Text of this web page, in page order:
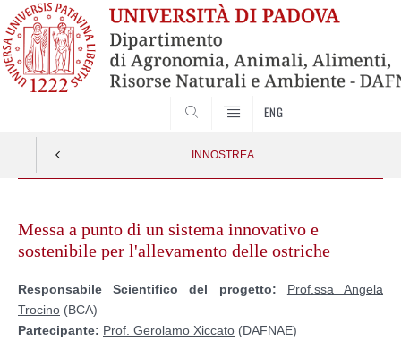
ENG
INNOSTREA
contentMessa a punto di un sistema innovativo e
sostenibile per l'allevamento delle ostriche
Responsabile Scientifico del progetto: Prof.ssa Angela
Trocino (BCA)
Partecipante: Prof. Gerolamo Xiccato (DAFNAE)